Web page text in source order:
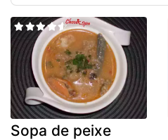
Sopa de peixe